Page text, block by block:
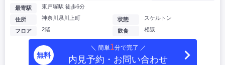
最寄駅 東戸塚駅 徒歩6分
住所 神奈川県川上町
フロア 2階
状態 スケルトン
飲食 相談
無料
＼ 簡単1分で完了 ／
内見予約・お問い合わせ